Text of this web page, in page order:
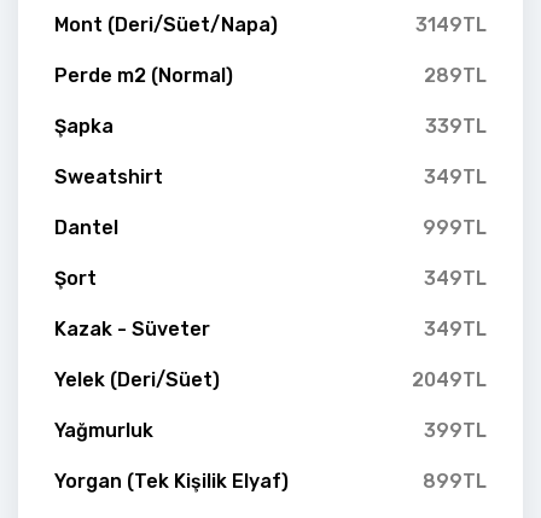
Mont (Deri/Süet/Napa) 3149TL
Perde m2 (Normal) 289TL
Şapka 339TL
Sweatshirt 349TL
Dantel 999TL
Şort 349TL
Kazak - Süveter 349TL
Yelek (Deri/Süet) 2049TL
Yağmurluk 399TL
Yorgan (Tek Kişilik Elyaf) 899TL